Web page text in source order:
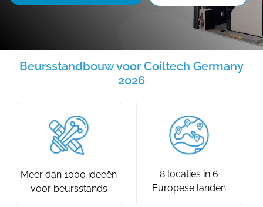
Beursstandbouw voor Coiltech Germany
2026
Meer dan 1000 ideeën
voor beursstands
8 locaties in 6
Europese landen